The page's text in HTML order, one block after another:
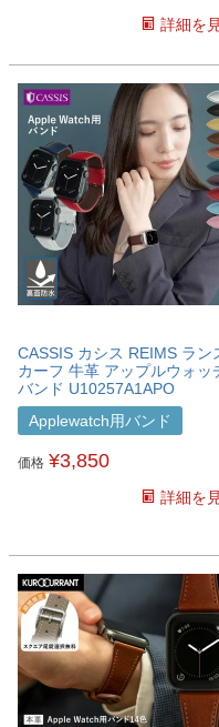
詳細を
CASSIS カシス REIMS ラン
カーフ 牛革 アップルウォッ
バンド U10257A1APO
Applewatch用バンド
価格 ¥3,850
詳細を